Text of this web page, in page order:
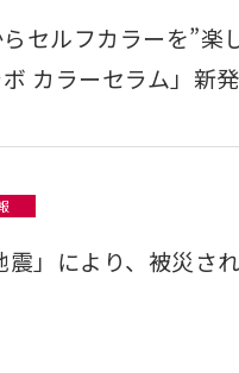
セルフカラーを”
カラーセラム」新
震」により、被災さ